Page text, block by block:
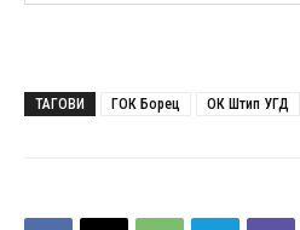
ТАГОВИ ГОК Борец ОК Штип УГД